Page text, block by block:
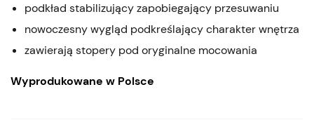
podkład stabilizujący zapobiegający przesuwaniu
nowoczesny wygląd podkreślający charakter wnętrza
zawierają stopery pod oryginalne mocowania
Wyprodukowane w Polsce